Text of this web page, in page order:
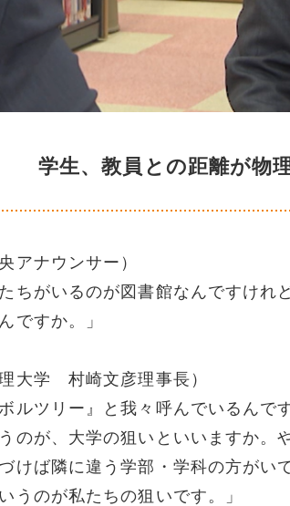
学生、教員との距離が物
アナウンサー）
たちがいるのが図書館なんですけ
ですか。」
理大学 村崎文彦理事長）
ボルツリー』と我々呼んでいるん
のが、大学の狙いといいますか。
けば隣に違う学部・学科の方がい
うのが私たちの狙いです。」